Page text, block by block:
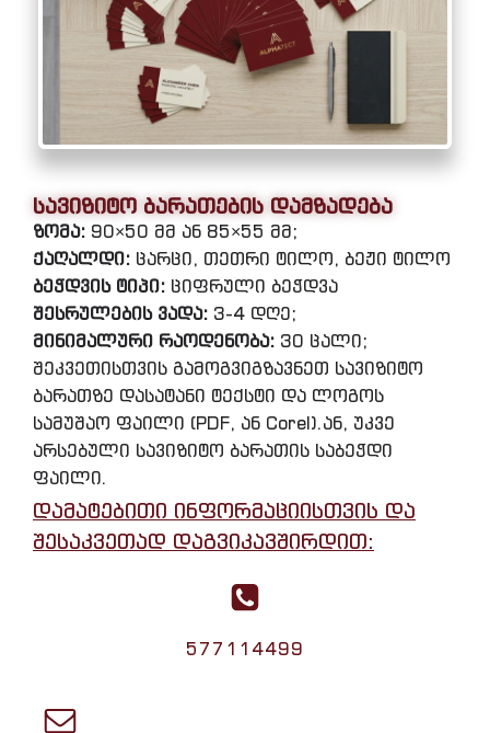
სავიზიტო ბარათების დამზადება
ზომა: 90×50 მმ ან 85×55 მმ;
ქაღალდი: ცარცი, თეთრი ტილო, ბეჟი ტილო
ბეჭდვის ტიპი: ციფრული ბეჭდვა
შესრულების ვადა: 3-4 დღე;
მინიმალური რაოდენობა: 30 ცალი;
შეკვეთისთვის გამოგვიგზავნეთ სავიზიტო
ბარათზე დასატანი ტექსტი და ლოგოს
სამუშაო ფაილი (PDF, ან Corel).ან, უკვე
არსებული სავიზიტო ბარათის საბეჭდი
ფაილი.
დამატებითი ინფორმაციისთვის და
შესაკვეთად დაგვიკავშირდით:
577114499